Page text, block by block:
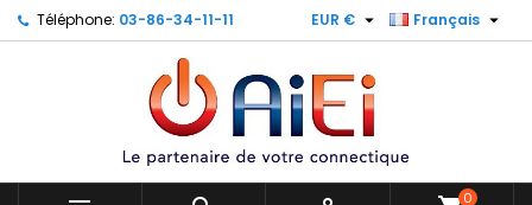
Téléphone: 03-86-34-11-11 Français 
EUR € 
0
Mes listes ×
Créer une nouvelle liste
((modalTitle)) ×
((confirmMessage))
((cancelText)) ((modalDeleteText))
Créer une liste d'envies ×
Nom de la liste d'envies
Connexion ×
Vous devez être connecté pour ajouter des produits
à votre liste d'envies.